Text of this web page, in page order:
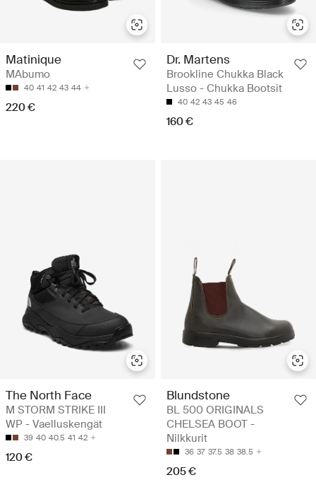
Matinique
MAbumo
40 41 42 43 44
220 €
Dr. Martens
Brookline Chukka Black
Lusso - Chukka Bootsit
40 42 43 45 46
160 €
The North Face
M STORM STRIKE III
WP - Vaelluskengät
39 40 40.5 41 42
120 €
Blundstone
BL 500 ORIGINALS
CHELSEA BOOT -
Nilkkurit
36 37 37.5 38 38.5
205 €